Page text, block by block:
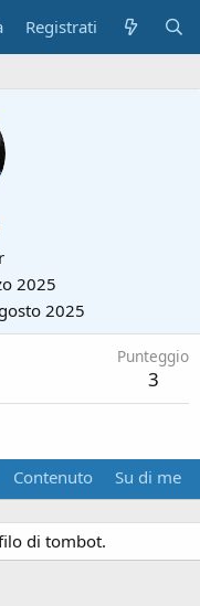
Registrati
2025
2025
Punteggio
3
Contenuto Su di me
di tombot.